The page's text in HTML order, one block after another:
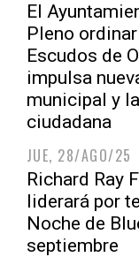
El
Pleno
Escudos de
impulsa
municipal y
ciudadana
JUE, 28/AGO/25
Richard Ray
liderará por
Noche de
septiembre